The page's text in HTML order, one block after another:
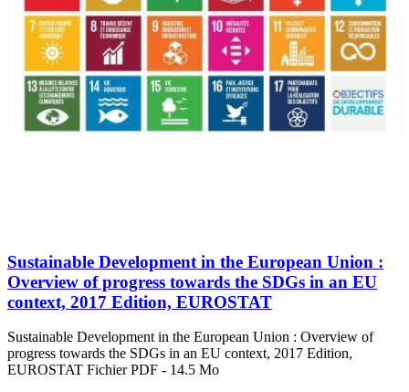
Sustainable Development in the European Union :
Overview of progress towards the SDGs in an EU
context, 2017 Edition, EUROSTAT
Sustainable Development in the European Union : Overview of
progress towards the SDGs in an EU context, 2017 Edition,
EUROSTAT Fichier PDF - 14.5 Mo